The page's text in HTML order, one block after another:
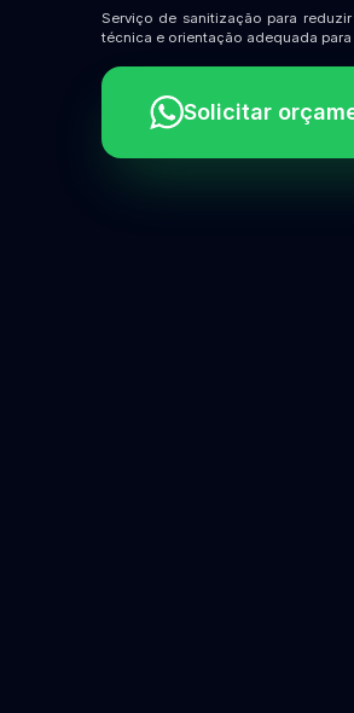
Serviço de sanitização para
técnica e orientação adequada
Solicitar